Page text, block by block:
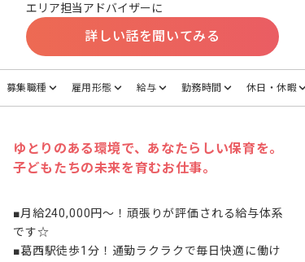
エリア担当アドバイザーに
詳しい話を聞いてみる
募集職種 雇用形態 給与 勤務時間 休日・休暇
ゆとりのある環境で、あなたらしい保育を。
子どもたちの未来を育むお仕事。
■月給240,000円～！頑張りが評価される給与体系
です☆
■葛西駅徒歩1分！通勤ラクラクで毎日快適に働け